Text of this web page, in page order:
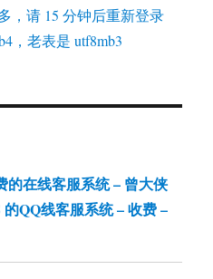
，请 15 分钟后重新登录
，老表是 utf8mb3
的在线客服系统 – 曾大侠
QQ线客服系统 – 收费 –